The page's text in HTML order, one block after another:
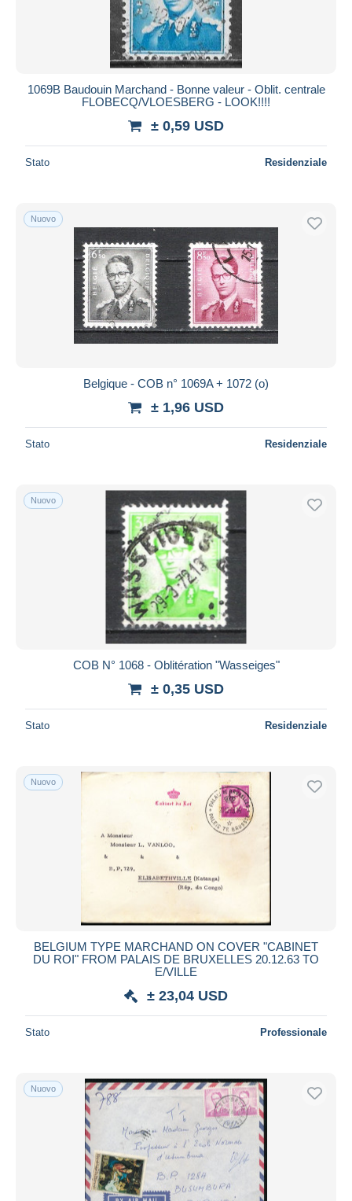
1069B Baudouin Marchand - Bonne valeur - Oblit. centrale
FLOBECQ/VLOESBERG - LOOK!!!!
± 0,59 USD
Stato Residenziale
Nuovo
Belgique - COB n° 1069A + 1072 (o)
± 1,96 USD
Stato Residenziale
Nuovo
COB N° 1068 - Oblitération "Wasseiges"
± 0,35 USD
Stato Residenziale
Nuovo
BELGIUM TYPE MARCHAND ON COVER "CABINET
DU ROI" FROM PALAIS DE BRUXELLES 20.12.63 TO
E/VILLE
± 23,04 USD
Stato Professionale
Nuovo